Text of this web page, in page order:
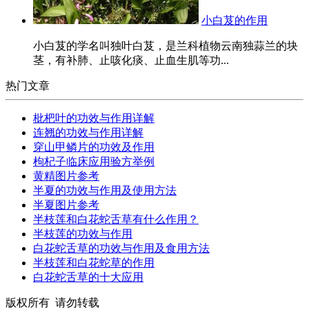
小白芨的作用
小白芨的学名叫独叶白芨，是兰科植物云南独蒜兰的块
茎，有补肺、止咳化痰、止血生肌等功...
热门文章
枇杷叶的功效与作用详解
连翘的功效与作用详解
穿山甲鳞片的功效及作用
枸杞子临床应用验方举例
黄精图片参考
半夏的功效与作用及使用方法
半夏图片参考
半枝莲和白花蛇舌草有什么作用？
半枝莲的功效与作用
白花蛇舌草的功效与作用及食用方法
半枝莲和白花蛇草的作用
白花蛇舌草的十大应用
版权所有 请勿转载